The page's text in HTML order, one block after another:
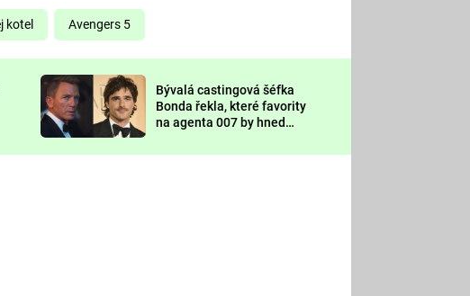
Prima LAJK
Sledujte nás
kotel Avengers 5
Bývalá castingová šéfka
Bonda řekla, které favority
na agenta 007 by hned